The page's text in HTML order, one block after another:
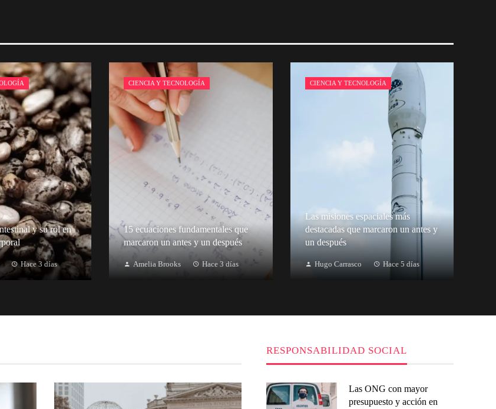
y su rol en
Hace 3 días
CIENCIA Y TECNOLOGÍA
15 ecuaciones fundamentales que
marcaron un antes y un después
Amelia Brooks Hace 3 días
CIENCIA Y TECNOLOGÍA
Las misiones espaciales más
destacadas que marcaron un antes y
un después
Hugo Carrasco Hace 5 días
RESPONSABILIDAD SOCIAL
Las ONG con mayor
presupuesto y acción en